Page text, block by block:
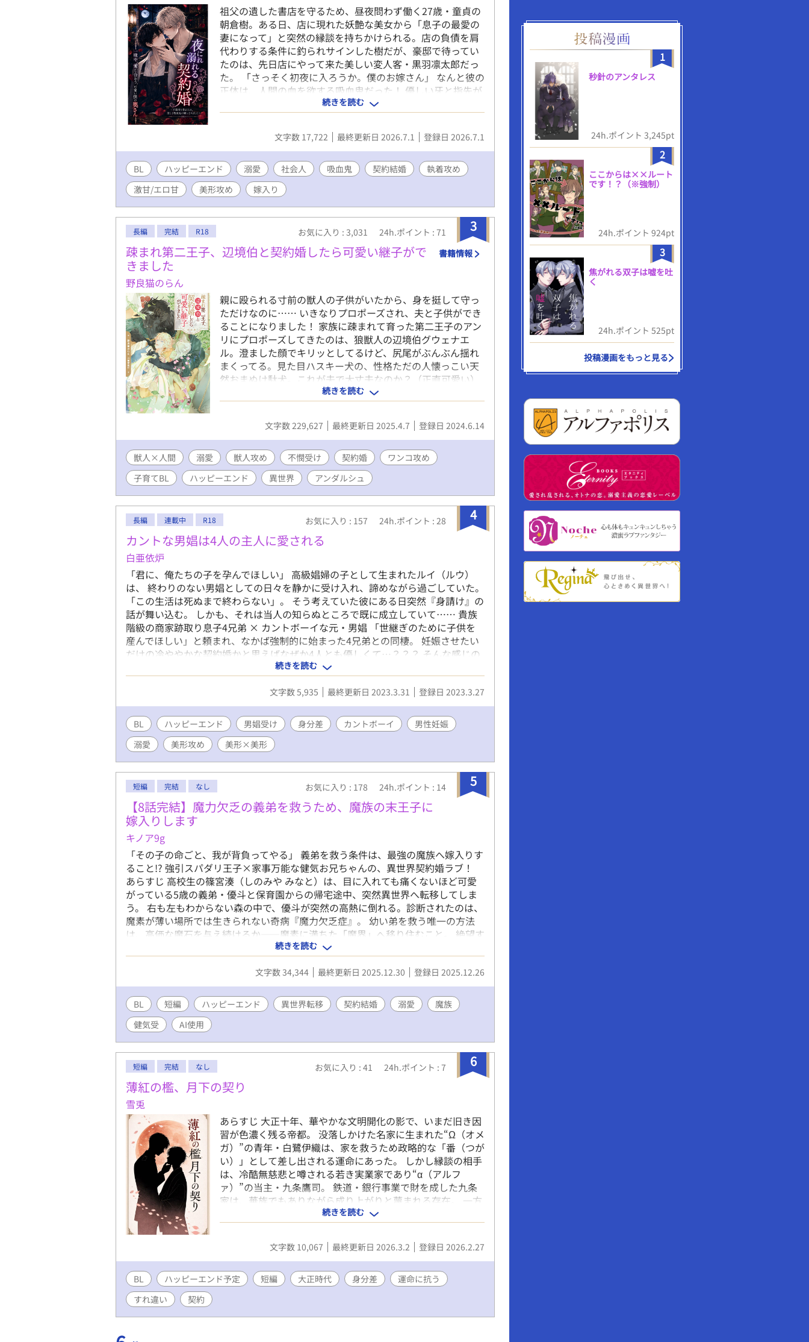
祖父の遺した書店を守るため、昼夜問わず働く27歳・童貞の
朝倉樹。ある日、店に現れた妖艶な美女から「息子の最愛の
妻になって」と突然の縁談を持ちかけられる。店の負債を肩
代わりする条件に釣られサインした樹だが、豪邸で待ってい
たのは、先日店にやって来た美しい変人客・黒羽凛太郎だっ
た。 「さっそく初夜に入ろうか。僕のお嫁さん」 なんと彼の
正体は、人間の血を欲する吸血鬼だった！ 優しい牙と指先が
もたらす極上の快楽に心も体も蕩かされ、樹はたった一晩で
奥さんとして開発されてしまい……！？ 規格外な吸血鬼一家
に嫁ぐことになった不器用青年の、甘く淫らでちょっぴり過
激な溺愛・異類婚姻BL！
続きを読む
文字数 17,722 最終更新日 2026.7.1 登録日 2026.7.1
BL ハッピーエンド 溺愛 社会人 吸血鬼 契約結婚
執着攻め
激甘/エロ甘
美形攻め 嫁入り
3
長編 完結 R18 お気に入り : 3,031 24h.ポイント : 71
疎まれ第二王子、辺境伯と契約婚したら可愛い継子がで
きました
野良猫のらん
書籍情報
親に殴られる寸前の獣人の子供がいたから、身を挺して守っ
ただけなのに…… いきなりプロポーズされ、夫と子供ができ
ることになりました！ 家族に疎まれて育った第二王子のアン
リにプロポーズしてきたのは、狼獣人の辺境伯グウェナエ
ル。澄ました顔でキリッとしてるけど、尻尾がぶんぶん揺れ
まくってる。見た目ハスキー犬の、性格ただの人懐っこい天
然おまぬけ駄犬。これが夫で大丈夫なのか？（正直可愛い）
（もふもふしたい）と思いつつも、辺境伯の伴侶になること
で、自分を疎んできた父親や兄にざまあすることに。 アンリ
が守った子供、テオフィルを虐待から守るために継子にし、
一家の生活が始まる。このテオフィルが天使のようにけなげ
リは全力で可愛がろうと決意する。 可愛い獣人の夫と可愛い
獣人の子供に囲まれた、ハートフルもふもふBL！ ※R18シー
ンが含まれる部分には、タイトルに*をつけます。
続きを読む
文字数 229,627 最終更新日 2025.4.7 登録日 2024.6.14
獣人×人間 溺愛 獣人攻め 不憫受け 契約婚
ワンコ攻め
子育てBL
ハッピーエンド 異世界 アンダルシュ
4
長編 連載中 R18 お気に入り : 157 24h.ポイント : 28
カントな男娼は4人の主人に愛される
白亜依炉
「君に、俺たちの子を孕んでほしい」 高級娼婦の子として生まれたルイ（ルウ）
は、 終わりのない男娼としての日々を静かに受け入れ、諦めながら過ごしていた。
「この生活は死ぬまで終わらない」。 そう考えていた彼にある日突然『身請け』の
話が舞い込む。 しかも、それは当人の知らぬところで既に成立していて…… 貴族
階級の商家跡取り息子4兄弟 × カントボーイな元・男娼 「世継ぎのために子供を
産んでほしい」と頼まれ、なかば強制的に始まった4兄弟との同棲。 妊娠させたい
だけの冷ややかな契約婚かと思えばなぜか4人とも優しくて…？？？ そんな感じの
カントボーイのお話です。 なんか最近ずっと男性妊娠ものを書いてる気がする。
趣味なのでどうか許してください。楽しんでもらえたらhappy. 娼館や諸々の階級
制度についてなどは ふんわりご都合設定で形にしてますので、 いっそファンタジ
ーとして見てもらった方が多分楽しいです。 カントボーイがいる世界だからね。
pixiv・アルファポリスで活動しています。 双方とも随時更新・投稿予定。
――【注意書き】―― ※この作品は以下の要素が含まれます※ 〇全体を通して〇
カントボーイ・男性妊娠・未成年者との性行為・輪姦 〇話によっては〇 攻め以外
との性行為・ ※この作品は現実での如何なる性的搾取をも容認するものではありま
せん。 ※注意書きは随時加筆修正されます。
続きを読む
文字数 5,935 最終更新日 2023.3.31 登録日 2023.3.27
BL ハッピーエンド 男娼受け 身分差 カントボーイ
男性妊娠
溺愛
美形攻め 美形×美形
5
短編 完結 なし お気に入り : 178 24h.ポイント : 14
【8話完結】魔力欠乏の義弟を救うため、魔族の末王子に
嫁入りします
キノア9g
「その子の命ごと、我が背負ってやる」 義弟を救う条件は、最強の魔族へ嫁入りす
ること!? 強引スパダリ王子×家事万能な健気お兄ちゃんの、異世界契約婚ラブ！
あらすじ 高校生の篠宮湊（しのみや みなと）は、目に入れても痛くないほど可愛
がっている5歳の義弟・優斗と保育園からの帰宅途中、突然異世界へ転移してしま
う。 右も左もわからない森の中で、優斗が突然の高熱に倒れる。診断されたのは、
魔素が薄い場所では生きられない奇病『魔力欠乏症』。 幼い弟を救う唯一の方法
は、高価な魔石を与え続けるか――魔素に満ちた「魔界」へ移り住むこと。 絶望す
る湊の前に現れたのは、銀髪に赤い瞳を持つ美しき魔族の王子・グレンだった。
「我の嫁になれ。そうすればそのガキの命ごと、我が背負ってやる」 弟を救うため
なら、悪魔に魂を売ることだって厭わない。 即決で契約結婚を受け入れた湊だった
が、恐ろしい場所だと思っていた魔界での生活は、グレンからの予想外の溺愛と、
美味しいご飯（湊の手料理）に彩られた甘い新婚生活で……!? 無自覚に胃袋を掴む
お兄ちゃんと、それを全力で愛でる魔王子の、溺愛異世界ファンタジー！ 全8話
続きを読む
文字数 34,344 最終更新日 2025.12.30 登録日 2025.12.26
BL 短編 ハッピーエンド 異世界転移 契約結婚 溺愛
魔族
健気受
AI使用
6
短編 完結 なし お気に入り : 41 24h.ポイント : 7
薄紅の檻、月下の契り
雪兎
あらすじ 大正十年、華やかな文明開化の影で、いまだ旧き因
習が色濃く残る帝都。 没落しかけた名家に生まれた“Ω（オメ
ガ）”の青年・白鷺伊織は、家を救うため政略的な「番（つが
い）」として差し出される運命にあった。 しかし縁談の相手
は、冷酷無慈悲と噂される若き実業家であり“α（アルフ
ァ）”の当主・九条鷹司。 鉄道・銀行事業で財を成した九条
家は、華族でもありながら成り上がりと蔑まれる存在。 一方
の伊織は、旧華族の矜持を胸に秘めながらも、Ωであるがゆ
えに家族から疎まれてきた。 冷ややかな契約婚として始まっ
た同居生活。 だが、伊織は次第に知ることになる。 鷹司がΩ
を所有物としてではなく、一人の人間として尊重しようとし
度、そして帝都に広がる新思想。 伝統と自由のはざまで揺れ
なく、誓い。 大正浪漫薫る帝都で紡がれる、運命を超える愛
続きを読む
文字数 10,067 最終更新日 2026.3.2 登録日 2026.2.27
BL ハッピーエンド予定 短編 大正時代 身分差
運命に抗う
すれ違い
契約
1
秒針のアンタレス
24h.ポイント 3,245pt
2
ここからは××ルート
です！？（※強制）
24h.ポイント 924pt
3
焦がれる双子は嘘を吐
く
24h.ポイント 525pt
投稿漫画をもっと見る